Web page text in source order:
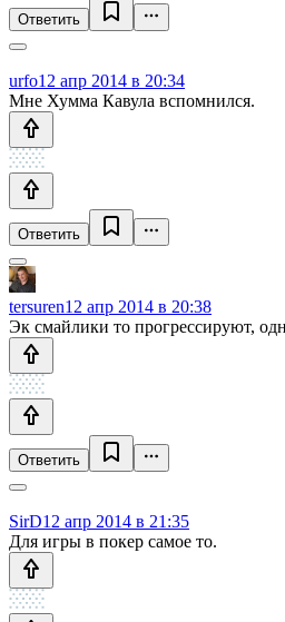
Ответить
urfo12 апр 2014 в 20:34
Мне Хумма Кавула вспомнился.
Ответить
tersuren12 апр 2014 в 20:38
Эк смайлики то прогрессируют,
Ответить
SirD12 апр 2014 в 21:35
Для игры в покер самое то.